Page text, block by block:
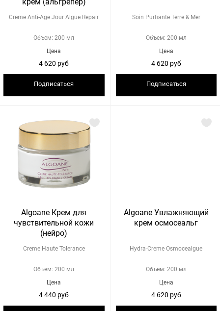
Creme Anti-Age Jour Algue Repair
Объем: 200 мл
Цена
4 620 руб
Подписаться
Soin Purfiante Terre & Mer
Объем: 200 мл
Цена
4 620 руб
Подписаться
Algoane Крем для
чувствительной кожи
(нейро)
Creme Haute Tolerance
Объем: 200 мл
Цена
4 440 руб
Algoane Увлажняющий
крем осмосеальг
Hydra-Creme Osmocealgue
Объем: 200 мл
Цена
4 620 руб